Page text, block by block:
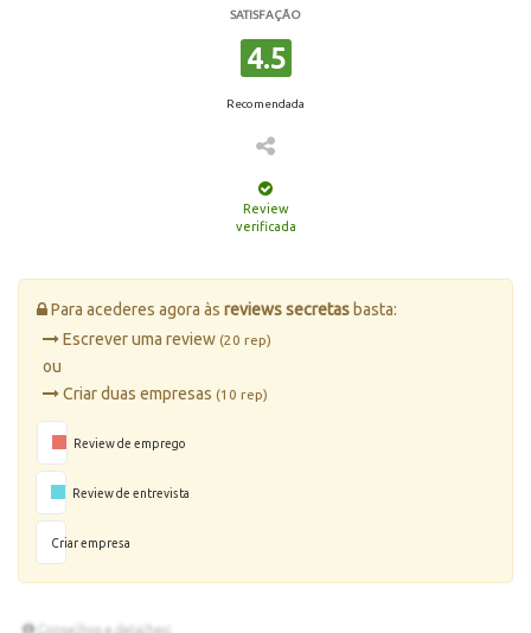
SATISFAÇÃO
4.5
Recomendada
Review
verificada
Para acederes agora às reviews secretas basta:
Escrever uma review (20 rep)
ou
Criar duas empresas (10 rep)
Review de emprego
Review de entrevista
Criar empresa